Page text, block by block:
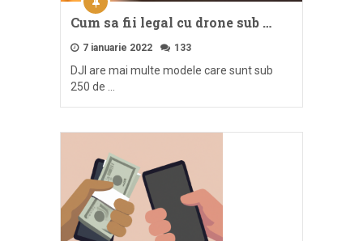
Cum sa fii legal cu drone sub …
7 ianuarie 2022 133
DJI are mai multe modele care sunt sub
250 de …